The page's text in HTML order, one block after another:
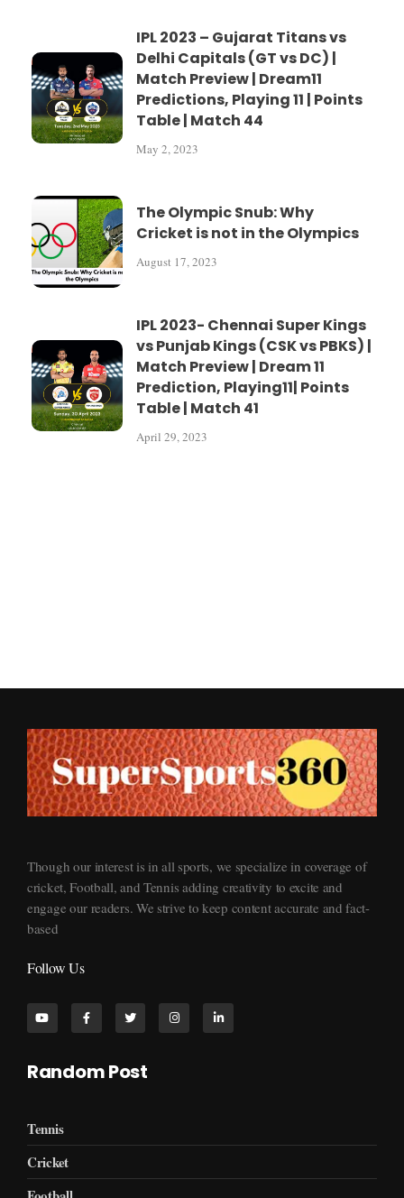
IPL 2023 – Gujarat Titans vs
Delhi Capitals (GT vs DC) |
Match Preview | Dream11
Predictions, Playing 11 | Points
Table | Match 44
May 2, 2023
The Olympic Snub: Why
Cricket is not in the Olympics
August 17, 2023
IPL 2023- Chennai Super Kings
vs Punjab Kings (CSK vs PBKS) |
Match Preview | Dream 11
Prediction, Playing11| Points
Table | Match 41
April 29, 2023
Though our interest is in all sports, we specialize in coverage of
cricket, Football, and Tennis adding creativity to excite and
engage our readers. We strive to keep content accurate and fact-
based
Follow Us
Random Post
Tennis
Cricket